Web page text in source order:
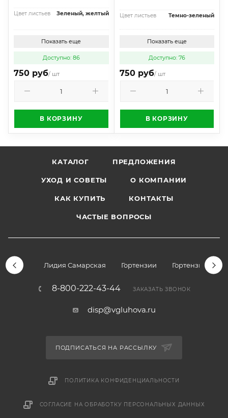
Цвет листьев Зеленый, желтый
Показать еще
Доступно: 86
750 руб/ шт
В КОРЗИНУ
Цвет листьев Темно-зеленый
Показать еще
Доступно: 76
750 руб/ шт
В КОРЗИНУ
КАТАЛОГ ПРЕДЛОЖЕНИЯ
УХОД И СОВЕТЫ О КОМПАНИИ
КАК КУПИТЬ КОНТАКТЫ
ЧАСТЫЕ ВОПРОСЫ
Лидия Самарская Гортензии Гортензии
8-800-222-43-44 ЗАКАЗАТЬ ЗВОНОК
disp@vgluhova.ru
ПОДПИСАТЬСЯ НА РАССЫЛКУ
ПОЛИТИКА КОНФИДЕНЦИАЛЬНОСТИ
СОГЛАСИЕ НА ОБРАБОТКУ ПЕРСОНАЛЬНЫХ ДАННЫХ